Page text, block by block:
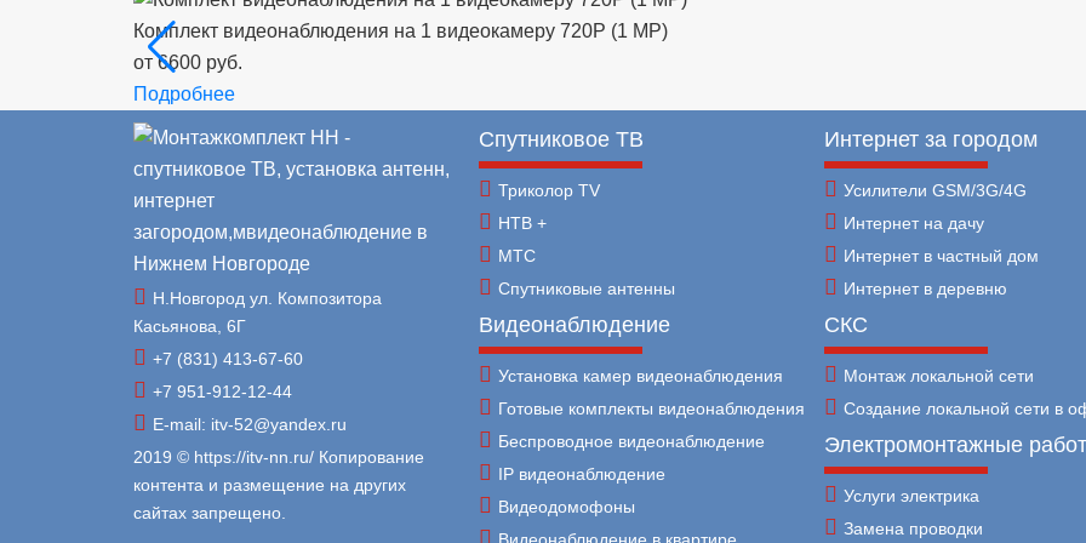
Комплект видеонаблюдения на 1 видеокамеру 720P (1 MP)
от 6600 руб.
Подробнее
Н.Новгород ул. Композитора
Касьянова, 6Г
+7 (831) 413-67-60
+7 951-912-12-44
E-mail: itv-52@yandex.ru
2019 © https://itv-nn.ru/ Копирование
контента и размещение на других
сайтах запрещено.
Спутниковое ТВ
Триколор TV
НТВ +
МТС
Спутниковые антенны
Видеонаблюдение
Установка камер видеонаблюдения
Готовые комплекты видеонаблюдения
Беспроводное видеонаблюдение
IP видеонаблюдение
Видеодомофоны
Интернет за городом
Усилители GSM/3G/4G
Интернет на дачу
Интернет в частный дом
Интернет в деревню
СКС
Монтаж локальной сети
Создание локальной сети в
Электромонтажные
Услуги электрика
Замена проводки